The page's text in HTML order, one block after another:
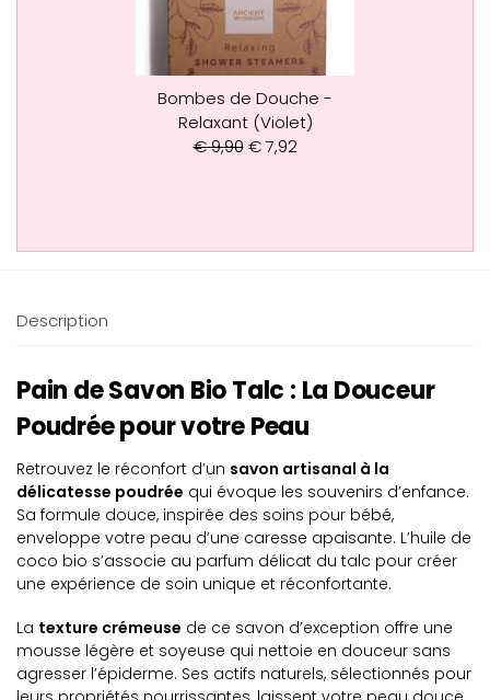
Bombes de Douche -
Relaxant (Violet)
€9,90 €7,92
Description
Pain de Savon Bio Talc : La Douceur
Poudrée pour votre Peau
Retrouvez le réconfort d’un savon artisanal à la
délicatesse poudrée qui évoque les souvenirs d’enfance.
Sa formule douce, inspirée des soins pour bébé,
enveloppe votre peau d’une caresse apaisante. L’huile de
coco bio s’associe au parfum délicat du talc pour créer
une expérience de soin unique et réconfortante.
La texture crémeuse de ce savon d’exception offre une
mousse légère et soyeuse qui nettoie en douceur sans
agresser l’épiderme. Ses actifs naturels, sélectionnés pour